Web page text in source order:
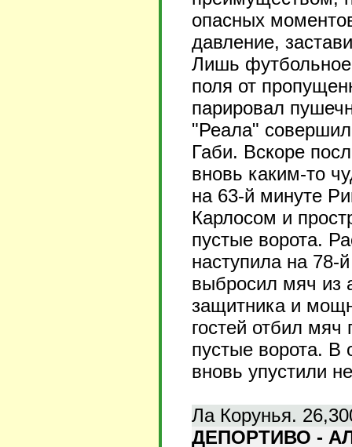
опасных
давление,
Лишь футбольное
поля от
парировал
"Реала"
Габи. Вскоре
вновь каким-то
на 63-й минуте
Карлосом и
пустые ворота.
наступила на 78-
выбросил мяч из
защитника и
гостей отбил
пустые ворота. В
вновь упустили
Ла Корунья.
ДЕПОРТИВО -